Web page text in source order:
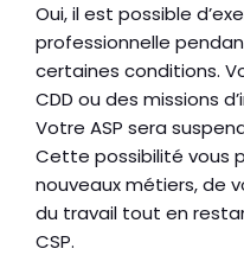
Oui, il est possible
professionnelle
certaines conditions.
CDD ou des missions
Votre ASP sera
Cette possibilité vous
nouveaux métiers, de
du travail tout en
CSP.